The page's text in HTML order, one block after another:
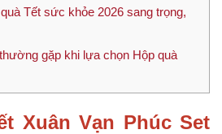
Tết sức khỏe 2026 sang trọng,
gặp khi lựa chọn Hộp quà
Xuân Vạn Phúc Set